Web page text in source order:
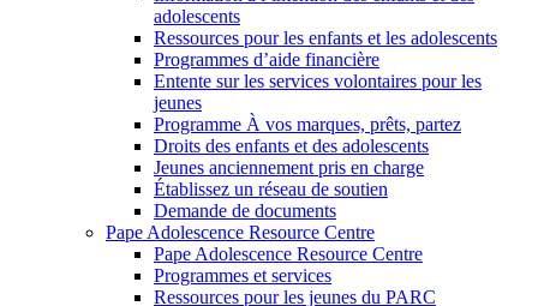
adolescents
Ressources pour les enfants et les adolescents
Programmes d’aide financière
Entente sur les services volontaires pour les
jeunes
Programme À vos marques, prêts, partez
Droits des enfants et des adolescents
Jeunes anciennement pris en charge
Établissez un réseau de soutien
Demande de documents
Pape Adolescence Resource Centre
Pape Adolescence Resource Centre
Programmes et services
Ressources pour les jeunes du PARC